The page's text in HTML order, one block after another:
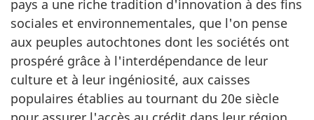
pays a une riche tradition d'innovation à des fins
sociales et environnementales, que l'on pense
aux peuples autochtones dont les sociétés ont
prospéré grâce à l'interdépendance de leur
culture et à leur ingéniosité, aux caisses
populaires établies au tournant du 20e siècle